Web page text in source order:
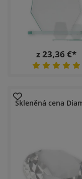
z 23,36 €*
Skleněná cena